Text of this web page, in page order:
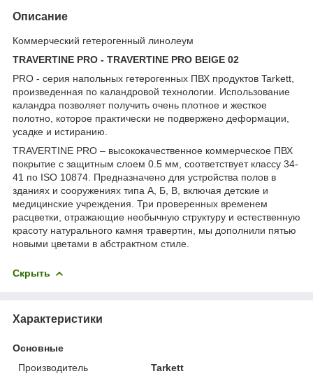
Описание
Коммерческий гетерогенный линолеум
TRAVERTINE PRO - TRAVERTINE PRO BEIGE 02
PRO - серия напольных гетерогенных ПВХ продуктов Tarkett,
произведенная по каландровой технологии. Использование
каландра позволяет получить очень плотное и жесткое
полотно, которое практически не подвержено деформации,
усадке и истиранию.
TRAVERTINE PRO – высококачественное коммерческое ПВХ
покрытие с защитным слоем 0.5 мм, соответствует классу 34-
41 по ISO 10874. Предназначено для устройства полов в
зданиях и сооружениях типа А, Б, В, включая детские и
медицинские учреждения. Три проверенных временем
расцветки, отражающие необычную структуру и естественную
красоту натурального камня травертин, мы дополнили пятью
новыми цветами в абстрактном стиле.
Скрыть
Характеристики
Основные
Производитель
Tarkett